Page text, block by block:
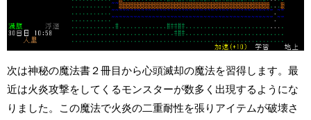
次は神秘の魔法書２冊目から心頭滅却の魔法を習得します。最
近は火炎攻撃をしてくるモンスターが数多く出現するようにな
りました。この魔法で火炎の二重耐性を張りアイテムが破壊さ